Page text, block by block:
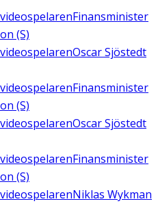
Finansminister
(S)
Oscar Sjöstedt
Finansminister
(S)
Oscar Sjöstedt
Finansminister
(S)
Niklas Wykman